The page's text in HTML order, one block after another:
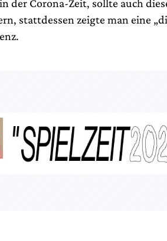
der Corona-Zeit, sollte auch
stattdessen zeigte man eine